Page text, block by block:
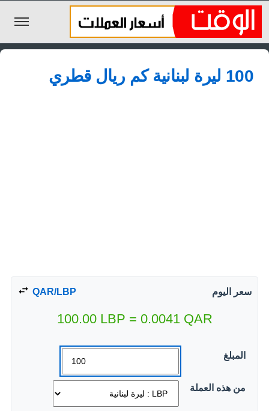
الليرة السورية
الجنيه المصري
100 ليرة لبنانية كم ريال قطري
سعر اليوم QAR/LBP
100.00 LBP = 0.0041 QAR
المبلغ
من هذه العملة